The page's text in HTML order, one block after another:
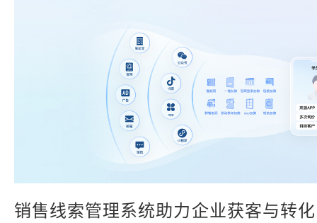
销售线索管理系统助力企业获客与转